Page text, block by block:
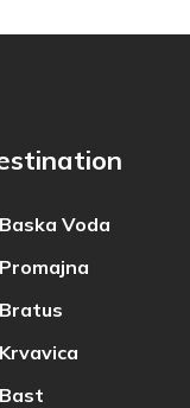
Baska Voda
Promajna
Bratus
Krvavica
Bast